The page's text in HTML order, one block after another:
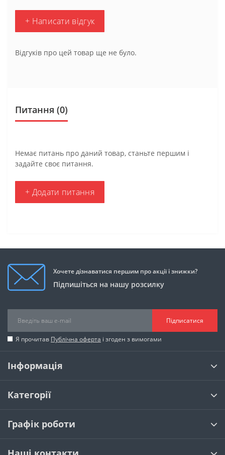
+ Написати відгук
Відгуків про цей товар ще не було.
Питання (0)
Немає питань про даний товар, станьте першим і
задайте своє питання.
+ Додати питання
Хочете дізнаватися першим про акції і знижки?
Підпишіться на нашу розсилку
Підписатися
Я прочитав Публічна оферта і згоден з вимогами
Інформація
Категорії
Графік роботи